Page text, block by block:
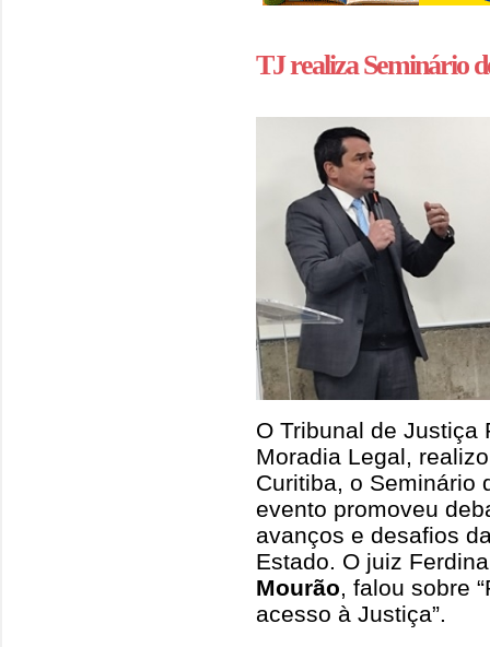
TJ realiza Seminário
O Tribunal de Justiça
Moradia Legal,
Curitiba, o Seminário
evento promoveu
avanços e desafios
Estado. O juiz
Mourão , falou sobre
acesso à Justiça”.